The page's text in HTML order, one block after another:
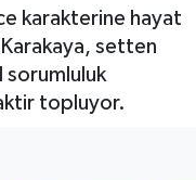
karakterine hayat
setten
sorumluluk
topluyor.